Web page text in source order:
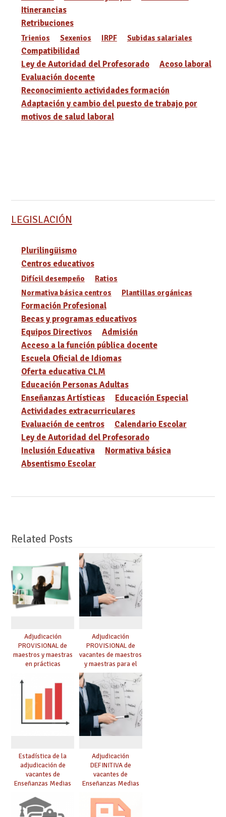
Itinerancias
Retribuciones
Trienios Sexenios IRPF Subidas salariales
Compatibilidad
Ley de Autoridad del Profesorado
Acoso laboral
Evaluación docente
Reconocimiento actividades formación
Adaptación y cambio del puesto de trabajo por
motivos de salud laboral
LEGISLACIÓN
Plurilingüismo
Centros educativos
Difícil desempeño
Ratios
Normativa básica centros
Plantillas orgánicas
Formación Profesional
Becas y programas educativos
Equipos Directivos
Admisión
Acceso a la función pública docente
Escuela Oficial de Idiomas
Oferta educativa CLM
Educación Personas Adultas
Enseñanzas Artísticas
Educación Especial
Actividades extracurriculares
Evaluación de centros
Calendario Escolar
Ley de Autoridad del Profesorado
Inclusión Educativa
Normativa básica
Absentismo Escolar
Related Posts
Adjudicación
PROVISIONAL de
maestros y maestras
en prácticas
Adjudicación
PROVISIONAL de
vacantes de maestros
y maestras para el
curso 26-27
Estadística de la
adjudicación de
vacantes de
Enseñanzas Medias
Adjudicación
DEFINITIVA de
vacantes de
Enseñanzas Medias